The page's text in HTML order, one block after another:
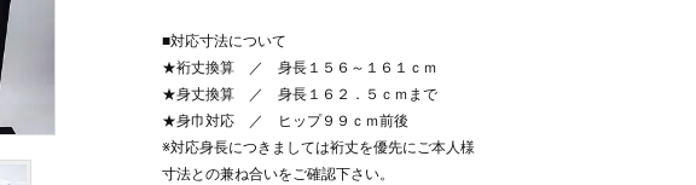
■対応寸法について
★裄丈換算 ／ 身長１５６～１６１ｃｍ
★身丈換算 ／ 身長１６２．５ｃｍまで
★身巾対応 ／ ヒップ９９ｃｍ前後
※対応身長につきましては裄丈を優先にご本人様
寸法との兼ね合いをご確認下さい。